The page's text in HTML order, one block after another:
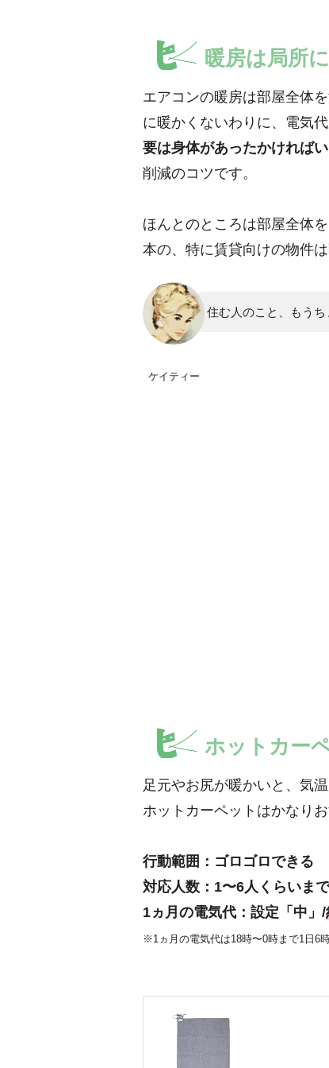
暖房は局所
エアコンの暖房は部屋全体
に暖かくないわりに、電気代
要は身体があったかければ
削減のコツです。
ほんとのところは部屋全体
本の、特に賃貸向けの物件
ケイティー
住む人のこと、もうち
ホットカー
足元やお尻が暖かいと、気
ホットカーペットはかなり
行動範囲：ゴロゴロできる
対応人数：1〜6人くらいまで
1ヵ月の電気代：設定「中」/
※1ヵ月の電気代は18時〜0時まで1日6